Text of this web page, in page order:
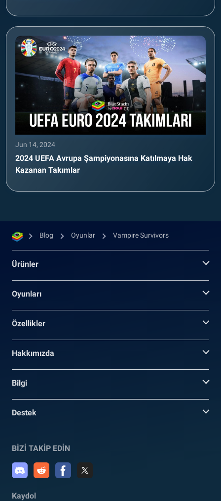
Jun 14, 2024
2024 UEFA Avrupa Şampiyonasına Katılmaya Hak
Kazanan Takımlar
Blog Oyunlar Vampire Survivors
Ürünler
Oyunları
Özellikler
Hakkımızda
Bilgi
Destek
BİZİ TAKİP EDİN
Kaydol